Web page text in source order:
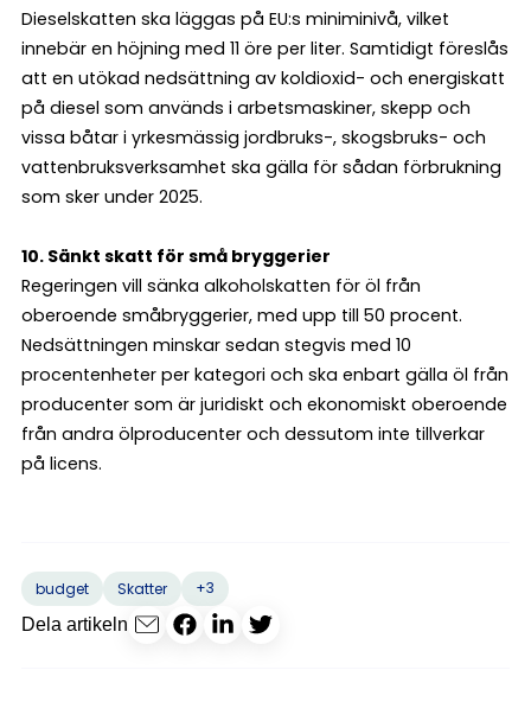
Dieselskatten ska läggas på EU:s miniminivå, vilket
innebär en höjning med 11 öre per liter. Samtidigt föreslås
att en utökad nedsättning av koldioxid- och energiskatt
på diesel som används i arbetsmaskiner, skepp och
vissa båtar i yrkesmässig jordbruks-, skogsbruks- och
vattenbruksverksamhet ska gälla för sådan förbrukning
som sker under 2025.
10. Sänkt skatt för små bryggerier
Regeringen vill sänka alkoholskatten för öl från
oberoende småbryggerier, med upp till 50 procent.
Nedsättningen minskar sedan stegvis med 10
procentenheter per kategori och ska enbart gälla öl från
producenter som är juridiskt och ekonomiskt oberoende
från andra ölproducenter och dessutom inte tillverkar
på licens.
budget Skatter
+3
Dela artikeln